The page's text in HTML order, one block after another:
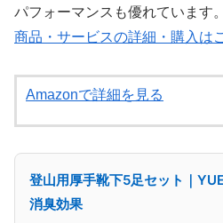
パフォーマンスも優れています。
商品・サービスの詳細・購入は
Amazonで詳細を見る
登山用厚手靴下5足セット｜
消臭効果